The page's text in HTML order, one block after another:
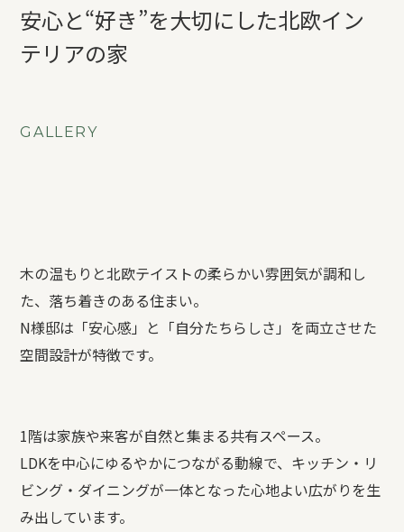
ESTATE
REFORM
BLOG
新築住宅のお問い合わせ
安心と“好き”を大切にした北欧イン
テリアの家
GALLERY
木の温もりと北欧テイストの柔らかい雰囲気が調和し
た、落ち着きのある住まい。
N様邸は「安心感」と「自分たちらしさ」を両立させた
空間設計が特徴です。
1階は家族や来客が自然と集まる共有スペース。
LDKを中心にゆるやかにつながる動線で、キッチン・リ
ビング・ダイニングが一体となった心地よい広がりを生
み出しています。